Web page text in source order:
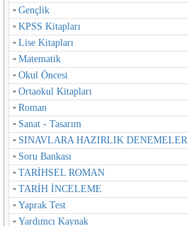
Gençlik
KPSS Kitapları
Lise Kitapları
Matematik
Okul Öncesi
Ortaokul Kitapları
Roman
Sanat - Tasarım
SINAVLARA HAZIRLIK DENEMELER
Soru Bankası
TARİHSEL ROMAN
TARİH İNCELEME
Yaprak Test
Yardımcı Kaynak